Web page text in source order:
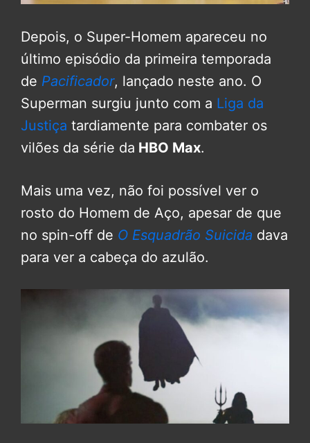
Depois, o Super-Homem apareceu no
último episódio da primeira temporada
de Pacificador, lançado neste ano. O
Superman surgiu junto com a Liga da
Justiça tardiamente para combater os
vilões da série da HBO Max.
Mais uma vez, não foi possível ver o
rosto do Homem de Aço, apesar de que
no spin-off de O Esquadrão Suicida dava
para ver a cabeça do azulão.